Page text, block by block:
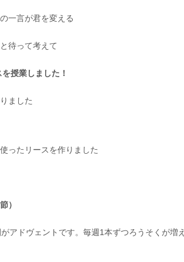
一言が君を変える
待って考えて
授業しました！
ました
ったリースを作りました
）
アドヴェントです。毎週1本ずつろうそくが増